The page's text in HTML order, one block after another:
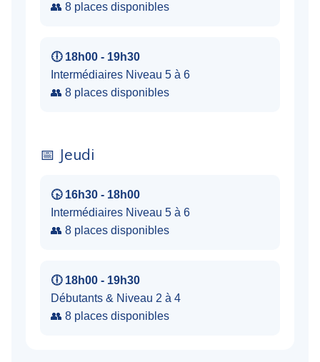
👥 8 places disponibles
🕕 18h00 - 19h30
Intermédiaires Niveau 5 à 6
👥 8 places disponibles
📅 Jeudi
🕟 16h30 - 18h00
Intermédiaires Niveau 5 à 6
👥 8 places disponibles
🕕 18h00 - 19h30
Débutants & Niveau 2 à 4
👥 8 places disponibles